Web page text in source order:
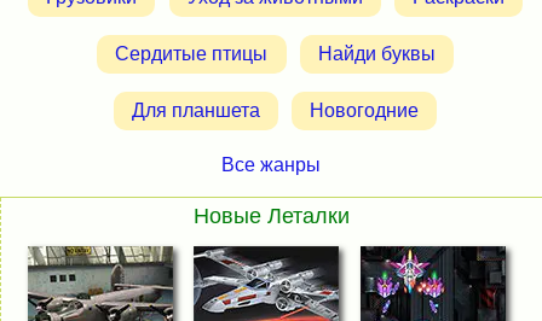
Сердитые птицы Найди буквы
Для планшета Новогодние
Все жанры
Новые Леталки